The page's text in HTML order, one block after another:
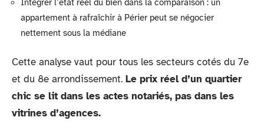
appartement à rafraîchir à Périer peut se négocier
nettement sous la médiane
Cette analyse vaut pour tous les secteurs cotés du 7e
et du 8e arrondissement. Le prix réel d’un quartier
chic se lit dans les actes notariés, pas dans les
vitrines d’agences.